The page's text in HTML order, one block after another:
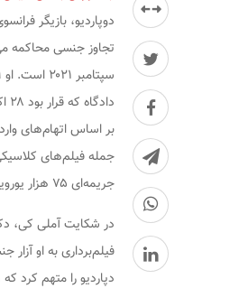
تجاوز جنسی محاکمه
دادگاه که قرار بود ۲۸ اکتبر برگزار شود، به دلیل سلامتی این بازیگر ۷۶ ساله تا دیروز به تعویق افتاد.
جریمه‌ای ۷۵ هزار یورویی برایش تعیین شود.
فیلم‌برداری به او
دپاردیو را متهم کرد که ۳۱ آگوست ۲۰۲۱ به او تجاوز جنسی کرده و به وی دست زده است.